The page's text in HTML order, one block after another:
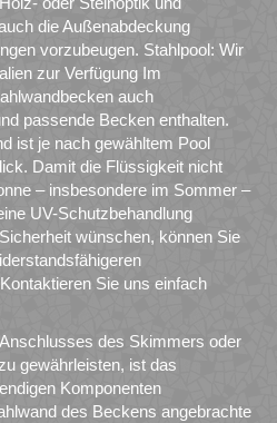
die Außenabdeckung
vorzubeugen. Stahlpool: Wir
zur Verfügung Im
auch
passende Becken enthalten.
ist je nach gewähltem Pool
Damit die Flüssigkeit nicht
– insbesondere im Sommer –
UV-Schutzbehandlung
wünschen, können Sie
Sie uns einfach
des Skimmers oder
gewährleisten, ist das
Komponenten
des Beckens angebrachte